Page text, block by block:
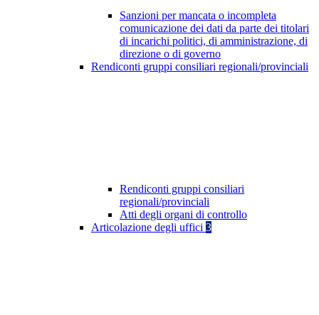
Sanzioni per mancata o incompleta
comunicazione dei dati da parte dei titolari
di incarichi politici, di amministrazione, di
direzione o di governo
Rendiconti gruppi consiliari regionali/provinciali
Rendiconti gruppi consiliari
regionali/provinciali
Atti degli organi di controllo
Articolazione degli uffici 3